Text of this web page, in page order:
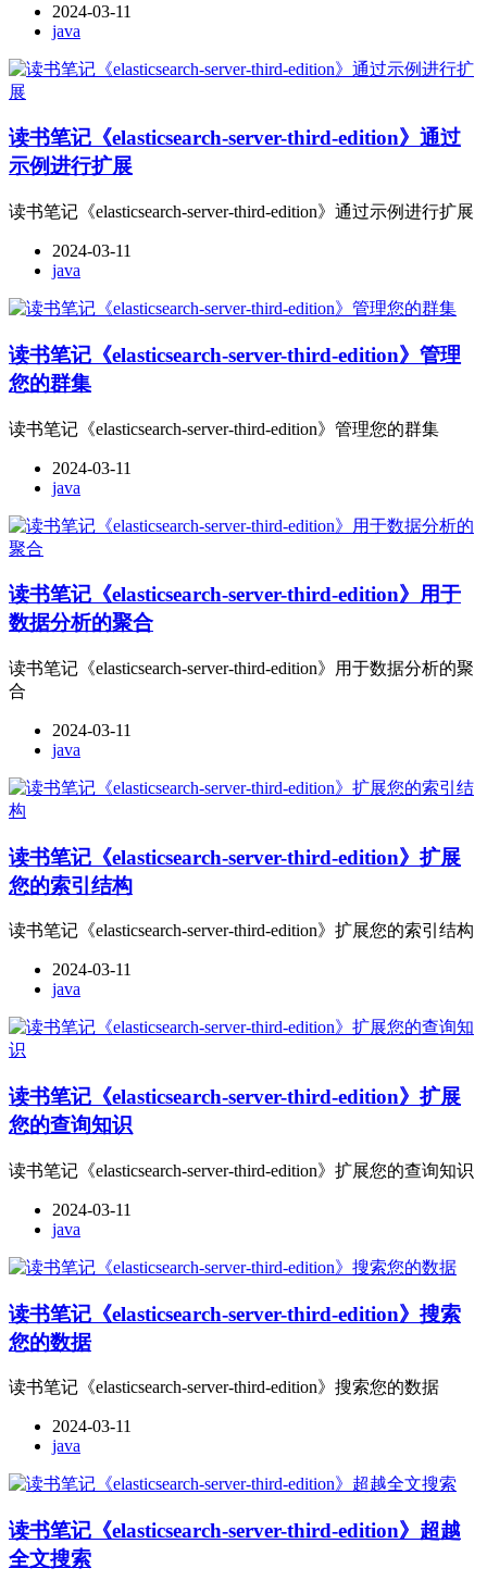
2024-03-11
java
读书笔记《elasticsearch-server-third-edition》通过
示例进行扩展
读书笔记《elasticsearch-server-third-edition》通过示例进行扩展
2024-03-11
java
读书笔记《elasticsearch-server-third-edition》管理
您的群集
读书笔记《elasticsearch-server-third-edition》管理您的群集
2024-03-11
java
读书笔记《elasticsearch-server-third-edition》用于
数据分析的聚合
读书笔记《elasticsearch-server-third-edition》用于数据分析的聚
合
2024-03-11
java
读书笔记《elasticsearch-server-third-edition》扩展
您的索引结构
读书笔记《elasticsearch-server-third-edition》扩展您的索引结构
2024-03-11
java
读书笔记《elasticsearch-server-third-edition》扩展
您的查询知识
读书笔记《elasticsearch-server-third-edition》扩展您的查询知识
2024-03-11
java
读书笔记《elasticsearch-server-third-edition》搜索
您的数据
读书笔记《elasticsearch-server-third-edition》搜索您的数据
2024-03-11
java
读书笔记《elasticsearch-server-third-edition》超越
全文搜索